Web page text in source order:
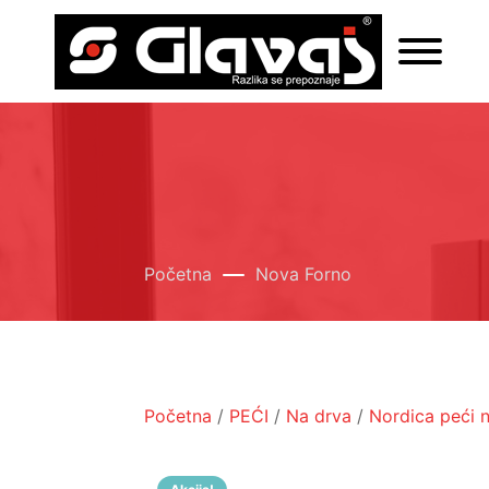
Početna Nova Forno
Početna / PEĆI / Na drva / Nordica peći